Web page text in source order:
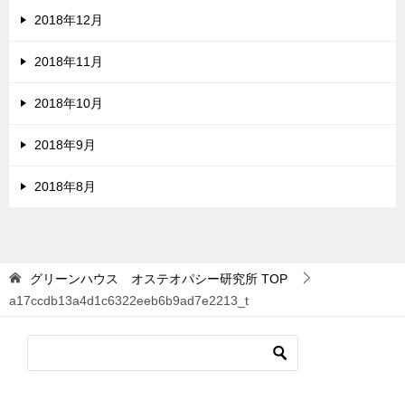
2018年12月
2018年11月
2018年10月
2018年9月
2018年8月
グリーンハウス オステオパシー研究所 TOP
a17ccdb13a4d1c6322eeb6b9ad7e2213_t